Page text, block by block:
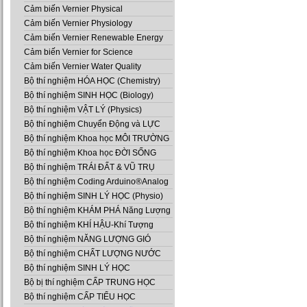
Cảm biến Vernier Physical
Cảm biến Vernier Physiology
Cảm biến Vernier Renewable Energy
Cảm biến Vernier for Science
Cảm biến Vernier Water Quality
Bộ thí nghiệm HÓA HỌC (Chemistry)
Bộ thí nghiệm SINH HỌC (Biology)
Bộ thí nghiệm VẬT LÝ (Physics)
Bộ thí nghiệm Chuyển Động và LỰC
Bộ thí nghiệm Khoa học MÔI TRƯỜNG
Bộ thí nghiệm Khoa học ĐỜI SỐNG
Bộ thí nghiệm TRÁI ĐẤT & VŨ TRỤ
Bộ thí nghiệm Coding Arduino®Analog
Bộ thí nghiệm SINH LÝ HỌC (Physio)
Bộ thí nghiệm KHÁM PHÁ Năng Lượng
Bộ thí nghiệm KHÍ HẬU-Khí Tượng
Bộ thí nghiệm NĂNG LƯỢNG GIÓ
Bộ thí nghiệm CHẤT LƯỢNG NƯỚC
Bộ thí nghiệm SINH LÝ HỌC
Bộ bị thí nghiệm CẤP TRUNG HỌC
Bộ thí nghiệm CẤP TIỂU HỌC